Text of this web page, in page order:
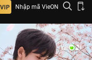
Nhập mã VieON